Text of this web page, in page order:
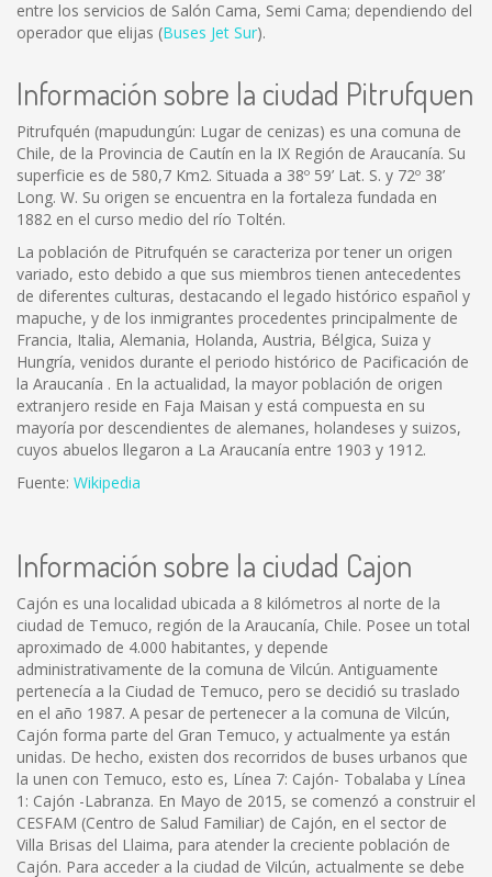
entre los servicios de Salón Cama, Semi Cama; dependiendo del
operador que elijas (Buses Jet Sur).
Información sobre la ciudad Pitrufquen
Pitrufquén (mapudungún: Lugar de cenizas) es una comuna de
Chile, de la Provincia de Cautín en la IX Región de Araucanía. Su
superficie es de 580,7 Km2. Situada a 38º 59’ Lat. S. y 72º 38’
Long. W. Su origen se encuentra en la fortaleza fundada en
1882 en el curso medio del río Toltén.
La población de Pitrufquén se caracteriza por tener un origen
variado, esto debido a que sus miembros tienen antecedentes
de diferentes culturas, destacando el legado histórico español y
mapuche, y de los inmigrantes procedentes principalmente de
Francia, Italia, Alemania, Holanda, Austria, Bélgica, Suiza y
Hungría, venidos durante el periodo histórico de Pacificación de
la Araucanía . En la actualidad, la mayor población de origen
extranjero reside en Faja Maisan y está compuesta en su
mayoría por descendientes de alemanes, holandeses y suizos,
cuyos abuelos llegaron a La Araucanía entre 1903 y 1912.
Fuente: Wikipedia
Información sobre la ciudad Cajon
Cajón es una localidad ubicada a 8 kilómetros al norte de la
ciudad de Temuco, región de la Araucanía, Chile. Posee un total
aproximado de 4.000 habitantes, y depende
administrativamente de la comuna de Vilcún. Antiguamente
pertenecía a la Ciudad de Temuco, pero se decidió su traslado
en el año 1987. A pesar de pertenecer a la comuna de Vilcún,
Cajón forma parte del Gran Temuco, y actualmente ya están
unidas. De hecho, existen dos recorridos de buses urbanos que
la unen con Temuco, esto es, Línea 7: Cajón- Tobalaba y Línea
1: Cajón -Labranza. En Mayo de 2015, se comenzó a construir el
CESFAM (Centro de Salud Familiar) de Cajón, en el sector de
Villa Brisas del Llaima, para atender la creciente población de
Cajón. Para acceder a la ciudad de Vilcún, actualmente se debe